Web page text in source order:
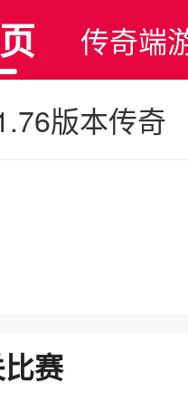
传奇端
版本传奇
赛